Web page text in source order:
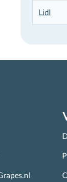
Lidl
en